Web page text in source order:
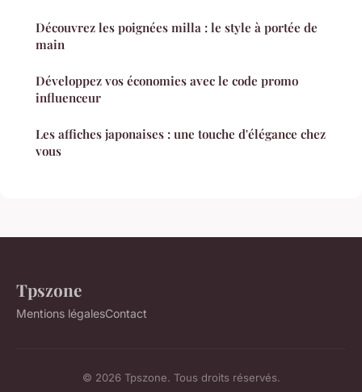
Découvrez les poignées milla : le style à portée de
main
Développez vos économies avec le code promo
influenceur
Les affiches japonaises : une touche d'élégance chez
vous
Tpszone
Mentions légalesContact
© 2026 Tpszone. Tous droits réservés.